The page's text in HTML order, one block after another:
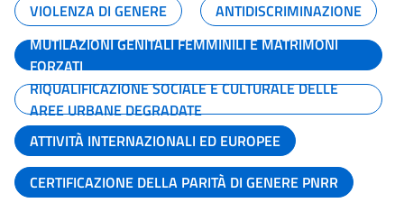
VIOLENZA DI GENERE
ANTIDISCRIMINAZIONE
MUTILAZIONI GENITALI FEMMINILI E MATRIMONI
FORZATI
RIQUALIFICAZIONE SOCIALE E CULTURALE DELLE
AREE URBANE DEGRADATE
ATTIVITÀ INTERNAZIONALI ED EUROPEE
CERTIFICAZIONE DELLA PARITÀ DI GENERE PNRR